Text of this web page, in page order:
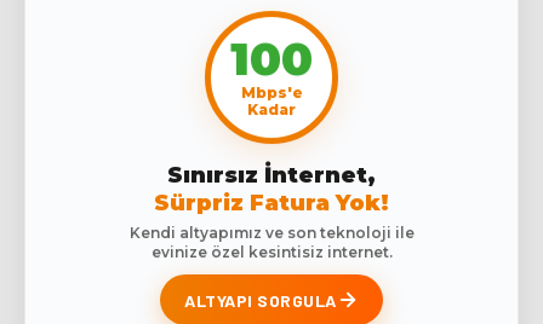
100
Mbps'e
Kadar
Sınırsız İnternet,
Sürpriz Fatura Yok!
Kendi altyapımız ve son teknoloji ile
evinize özel kesintisiz internet.
ALTYAPI SORGULA